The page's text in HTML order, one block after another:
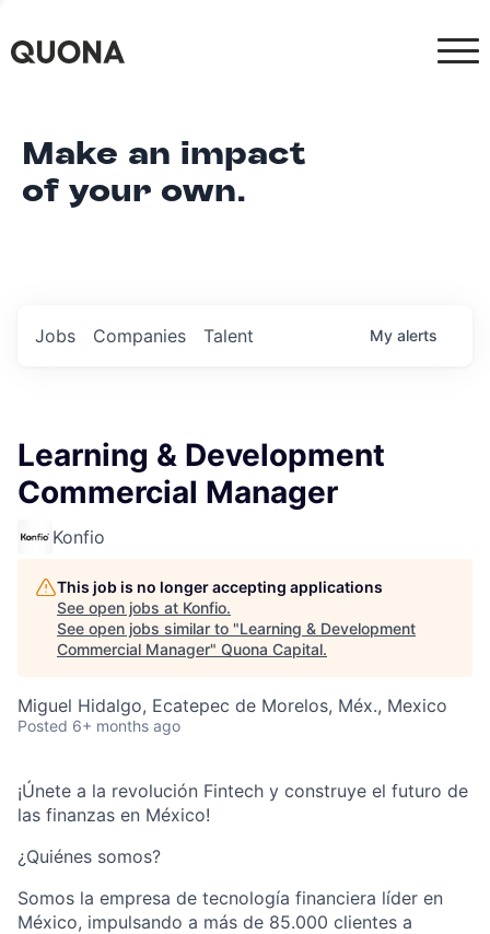
Make an impact
of your own.
Jobs Companies Talent My alerts
Learning & Development
Commercial Manager
Konfio
This job is no longer accepting applications
See open jobs at Konfio.
See open jobs similar to "Learning & Development
Commercial Manager" Quona Capital.
Miguel Hidalgo, Ecatepec de Morelos, Méx., Mexico
Posted 6+ months ago
¡Únete a la revolución Fintech y construye el futuro de
las finanzas en México!
¿Quiénes somos?
Somos la empresa de tecnología financiera líder en
México, impulsando a más de 85.000 clientes a